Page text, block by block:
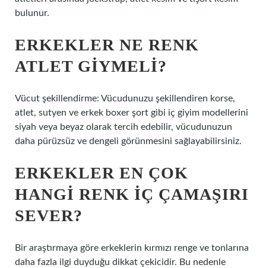
bulunur.
ERKEKLER NE RENK
ATLET GIYMELI?
Vücut şekillendirme: Vücudunuzu şekillendiren korse,
atlet, sutyen ve erkek boxer şort gibi iç giyim modellerini
siyah veya beyaz olarak tercih edebilir, vücudunuzun
daha pürüzsüz ve dengeli görünmesini sağlayabilirsiniz.
ERKEKLER EN ÇOK
HANGI RENK IÇ ÇAMAŞIRI
SEVER?
Bir araştırmaya göre erkeklerin kırmızı renge ve tonlarına
daha fazla ilgi duyduğu dikkat çekicidir. Bu nedenle